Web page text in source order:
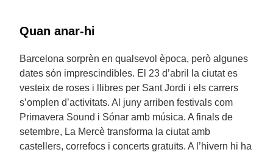
Quan anar-hi
Barcelona sorprèn en qualsevol època, però algunes
dates són imprescindibles. El 23 d’abril la ciutat es
vesteix de roses i llibres per Sant Jordi i els carrers
s’omplen d’activitats. Al juny arriben festivals com
Primavera Sound i Sónar amb música. A finals de
setembre, La Mercè transforma la ciutat amb
castellers, correfocs i concerts gratuïts. A l’hivern hi ha